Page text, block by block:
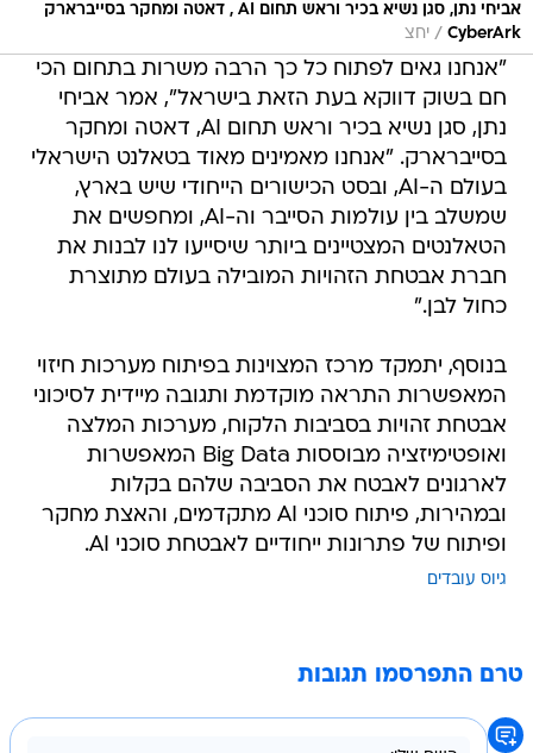
אביחי נתן, סגן נשיא בכיר וראש תחום AI , דאטה ומחקר בסייברארק
CyberArk
/ יחצ
"אנחנו גאים לפתוח כל כך הרבה משרות בתחום הכי
חם בשוק דווקא בעת הזאת בישראל", אמר אביחי
נתן, סגן נשיא בכיר וראש תחום AI, דאטה ומחקר
בסייברארק. "אנחנו מאמינים מאוד בטאלנט הישראלי
בעולם ה-AI, ובסט הכישורים הייחודי שיש בארץ,
שמשלב בין עולמות הסייבר וה-AI, ומחפשים את
הטאלנטים המצטיינים ביותר שיסייעו לנו לבנות את
חברת אבטחת הזהויות המובילה בעולם מתוצרת
כחול לבן."
בנוסף, יתמקד מרכז המצוינות בפיתוח מערכות חיזוי
המאפשרות התראה מוקדמת ותגובה מיידית לסיכוני
אבטחת זהויות בסביבות הלקוח, מערכות המלצה
ואופטימיזציה מבוססות Big Data המאפשרות
לארגונים לאבטח את הסביבה שלהם בקלות
ובמהירות, פיתוח סוכני AI מתקדמים, והאצת מחקר
ופיתוח של פתרונות ייחודיים לאבטחת סוכני AI.
גיוס עובדים
טרם התפרסמו תגובות